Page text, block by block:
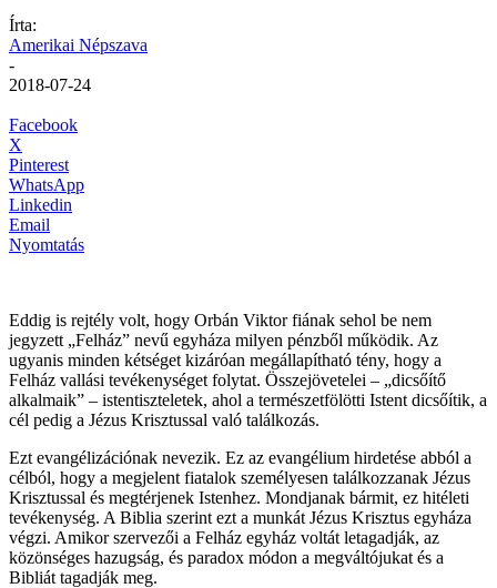
Írta:
Amerikai Népszava
-
2018-07-24
Facebook
X
Pinterest
WhatsApp
Linkedin
Email
Nyomtatás
Eddig is rejtély volt, hogy Orbán Viktor fiának sehol be nem
jegyzett „Felház” nevű egyháza milyen pénzből működik. Az
ugyanis minden kétséget kizáróan megállapítható tény, hogy a
Felház vallási tevékenységet folytat. Összejövetelei – „dicsőítő
alkalmaik” – istentiszteletek, ahol a természetfölötti Istent dicsőítik, a
cél pedig a Jézus Krisztussal való találkozás.
Ezt evangélizációnak nevezik. Ez az evangélium hirdetése abból a
célból, hogy a megjelent fiatalok személyesen találkozzanak Jézus
Krisztussal és megtérjenek Istenhez. Mondjanak bármit, ez hitéleti
tevékenység. A Biblia szerint ezt a munkát Jézus Krisztus egyháza
végzi. Amikor szervezői a Felház egyház voltát letagadják, az
közönséges hazugság, és paradox módon a megváltójukat és a
Bibliát tagadják meg.